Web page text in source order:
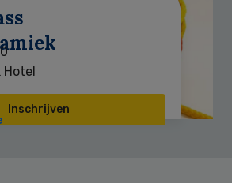
Hotel
Inschrijven